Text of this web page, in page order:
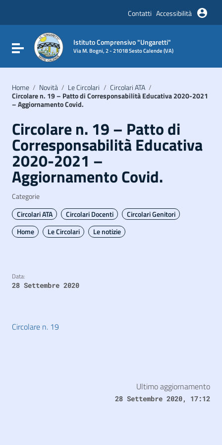
Vai al footer
Contatti Accessibilità
Attiva / disattiva la navigazione
Istituto Comprensivo "Ungaretti"
Via M. Bogni, 2 - 21018 Sesto Calende (VA)
Home / Novità / Le Circolari / Circolari ATA /
Circolare n. 19 – Patto di Corresponsabilità Educativa 2020-2021
– Aggiornamento Covid.
Circolare n. 19 – Patto di
Corresponsabilità Educativa
2020-2021 –
Aggiornamento Covid.
Categorie
Circolari ATA
Circolari Docenti
Circolari Genitori
Home
Le Circolari Le notizie
Data:
28 Settembre 2020
Circolare n. 19
Ultimo aggiornamento
28 Settembre 2020, 17:12